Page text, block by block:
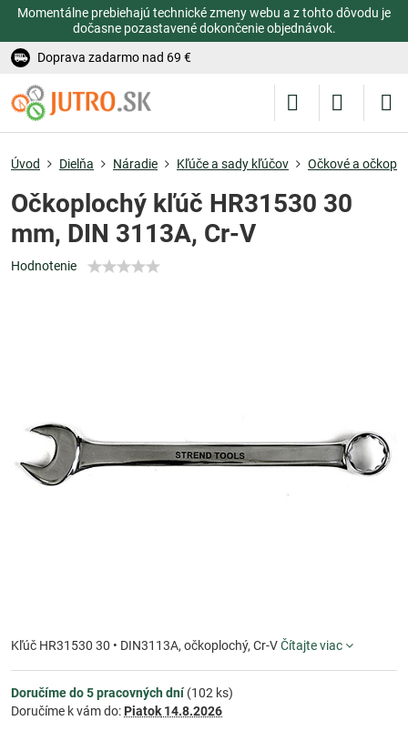
Momentálne prebiehajú technické zmeny webu a z tohto dôvodu je
dočasne pozastavené dokončenie objednávok.
Doprava zadarmo nad 69 €
Úvod Dielňa Náradie Kľúče a sady kľúčov Očkové a
Očkoplochý kľúč HR31530 30
mm, DIN 3113A, Cr-V
Hodnotenie
Kľúč HR31530 30 • DIN3113A, očkoplochý, Cr-VČítajte viac
Doručíme do 5 pracovných dní(102 ks)
Doručíme k vám do: Piatok 14.8.2026